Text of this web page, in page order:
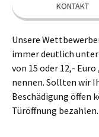
KONTAKT
Unsere
immer deutlich
von 15 oder 12,-
nennen. Sollten wir
Beschädigung öffen
Türöffnung bezahlen.